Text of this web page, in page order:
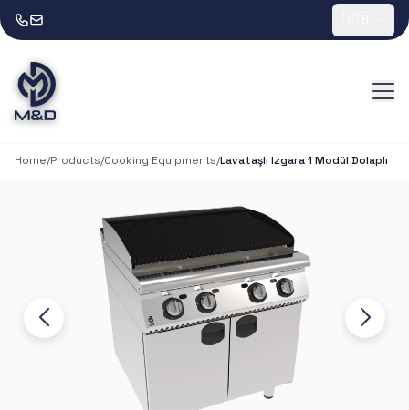
Home/Products/Cooking Equipments/Lavataşlı Izgara 1 Modül Dolaplı